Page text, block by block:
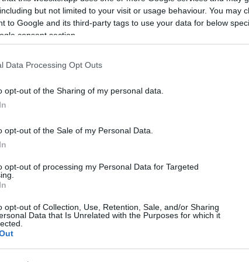
but not limited to your visit or usage behaviour. You may
to Google and its third-party tags to use your data for below
consent section.
Data Processing Opt Outs
opt-out of the Sharing of my personal data.
opt-out of the Sale of my Personal Data.
opt-out of processing my Personal Data for Targeted
opt-out of Collection, Use, Retention, Sale, and/or Sharing
Data that Is Unrelated with the Purposes for which it
háborús film öböl háború
2571843